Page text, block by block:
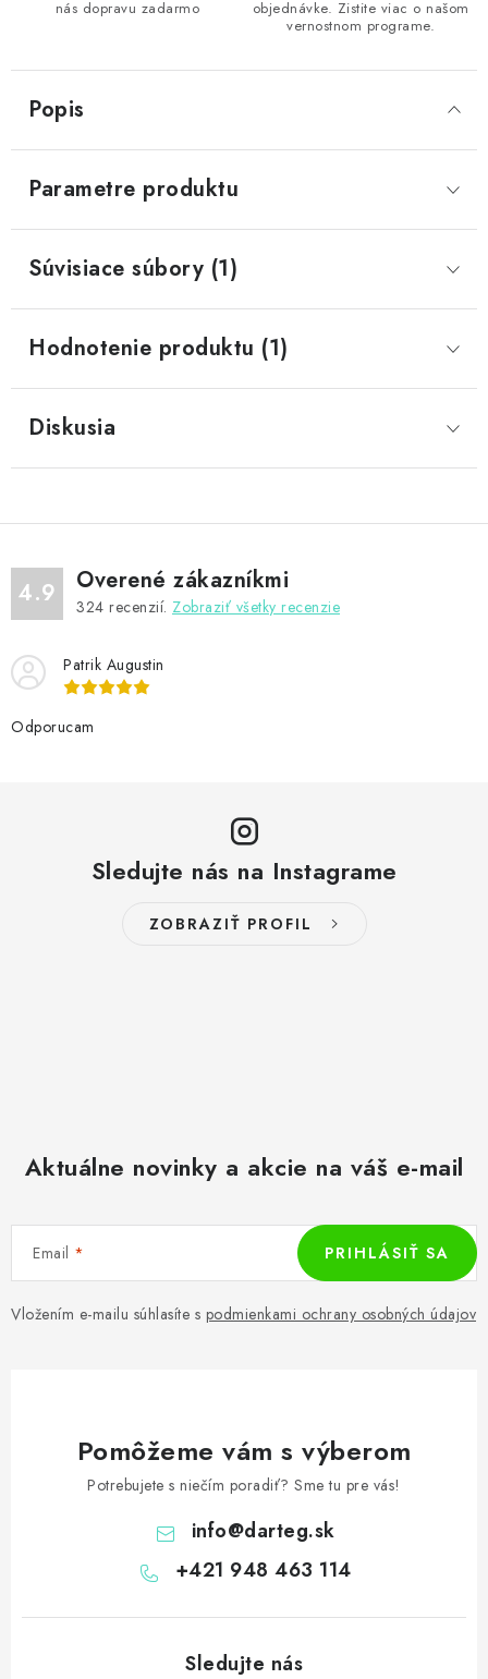
nás dopravu zadarmo
objednávke. Zistite viac o našom
vernostnom programe.
Popis
Parametre produktu
Súvisiace súbory (1)
Hodnotenie produktu (1)
Diskusia
4.9 Overené zákazníkmi
324 recenzií. Zobraziť všetky recenzie
Patrik Augustin
Odporucam
Sledujte nás na Instagrame
ZOBRAZIŤ PROFIL
Aktuálne novinky a akcie na váš e-mail
Email
Vložením e-mailu súhlasíte s podmienkami ochrany osobných údajov
PRIHLÁSIŤ SA
Pomôžeme vám s výberom
Potrebujete s niečím poradiť? Sme tu pre vás!
info@darteg.sk
+421 948 463 114